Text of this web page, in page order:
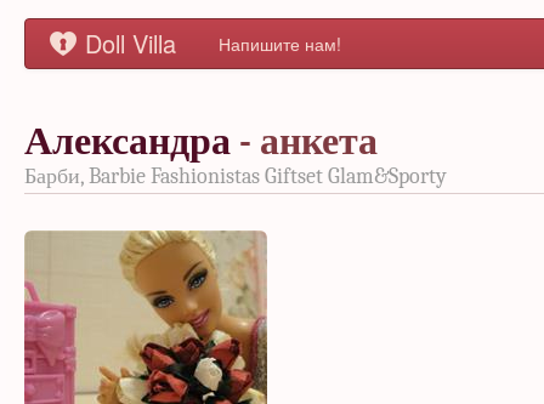
Doll Villa Напишите нам!
Александра - анкета
Барби, Barbie Fashionistas Giftset Glam&Sporty